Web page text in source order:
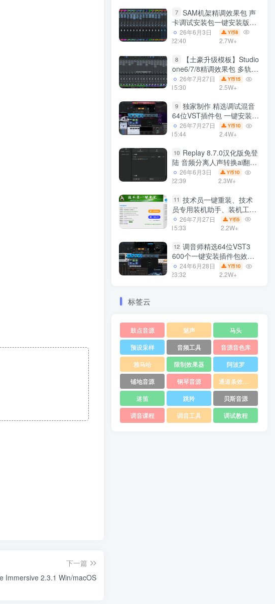
下一篇
Immersive 2.3.1 Win/macOS
7 SAM机架精调效果包 声
卡调试安装包一键安装版模
板 带插件预设效果文件
26年6月3日
22:40
Y币8
2.7W+
8
【土豪升级模板】Studio
one6/7/8精调效果包 多轨道
效果模式可选 声卡调试好预
设模板 带插件全套文件
26年7月27日
15:30
Y币15
2.5W+
9 独家制作 精选调试混音
64位VST插件包 一键安装
600个效果器合集v2.0 WiN
支持定制
26年7月27日
15:44
Y币10
2.4W+
10 Replay 8.7.0汉化版免登
陆 音频分离人声转换ai翻唱
支持50系显卡 一键安装
WiN
26年6月3日
22:39
Y币10
2.3W+
11 技术员一键重装、技术
员专用装机助手、装机工
具、电脑系统装机软件丶一
键安装系统
26年7月27日
15:33
Y币5
2.2W+
12 调音师精选64位VST3
600个一键安装插件包效果
器集合10G WiN
24年6月28日
23:32
Y币10
2.2W+
标签云
鼓点音源 魅声
马头
预设采样
音频工具
音源音色库
雅马哈
限制效果器
阿波罗
铺地音源
钢琴音源
通道条效果器
迷笛
跳羚
贝斯音源
调音课程
调音工具 调试教程